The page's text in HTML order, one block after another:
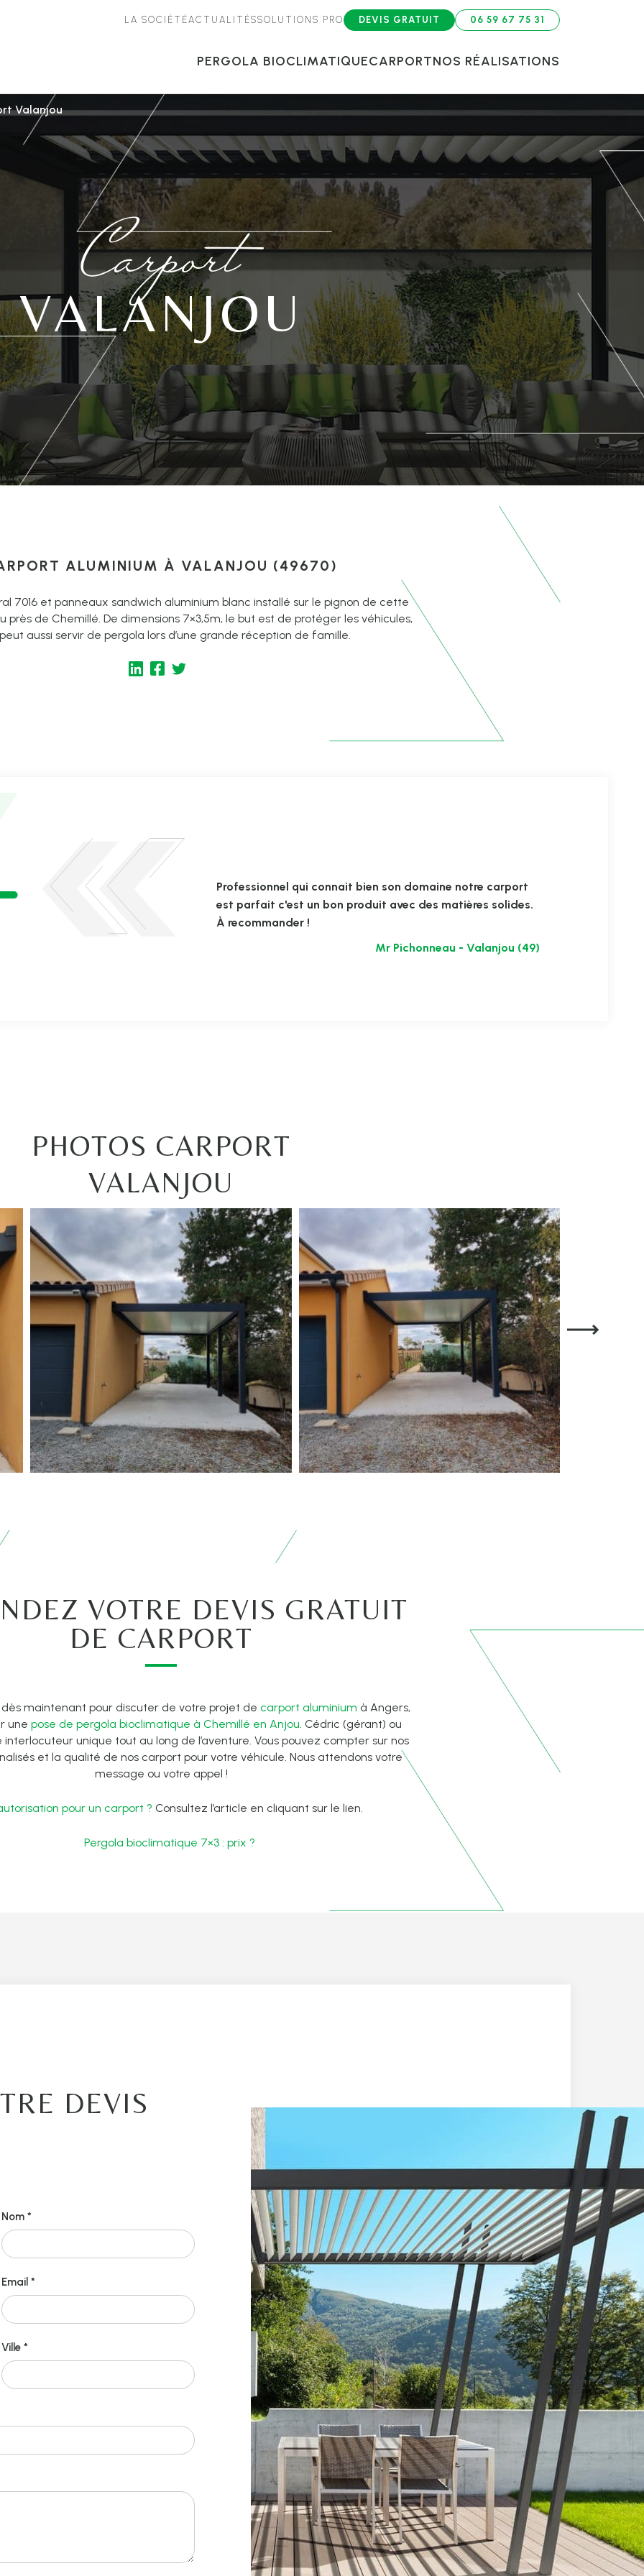
LA SOCIÉTÉ ACTUALITÉSSOLUTIONS PRO DEVIS GRATUIT 06 59 67 75 31
PERGOLA BIOCLIMATIQUECARPORTNOS RÉALISATIONS
Valanjou
Carport
VALANJOU
ALUMINIUM À VALANJOU (49670)
7016 et panneaux sandwich aluminium blanc installé sur le pignon de cette
près de Chemillé. De dimensions 7×3,5m, le but est de protéger les véhicules,
aussi servir de pergola lors d’une grande réception de famille.
Professionnel qui connait bien son domaine notre carport
est parfait c'est un bon produit avec des matières solides.
À recommander !
Mr Pichonneau - Valanjou (49)
PHOTOS CARPORT
VALANJOU
VOTRE DEVIS GRATUIT
DE CARPORT
maintenant pour discuter de votre projet de carport aluminium à Angers,
une pose de pergola bioclimatique à Chemillé en Anjou. Cédric (gérant) ou
interlocuteur unique tout au long de l’aventure. Vous pouvez compter sur nos
et la qualité de nos carport pour votre véhicule. Nous attendons votre
message ou votre appel !
pour un carport ? Consultez l’article en cliquant sur le lien.
Pergola bioclimatique 7×3 : prix ?
DEVIS
Nom *
Email *
Ville *